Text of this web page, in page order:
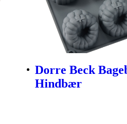
Dorre Beck
Hindbær